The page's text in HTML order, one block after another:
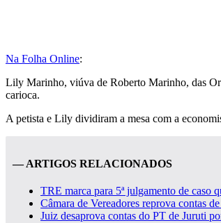
Na Folha Online:
Lily Marinho, viúva de Roberto Marinho, das
carioca.
A petista e Lily dividiram a mesa com a
— ARTIGOS RELACIONADOS
TRE marca para 5ª julgamento de caso
Câmara de Vereadores reprova contas
Juiz desaprova contas do PT de Juruti